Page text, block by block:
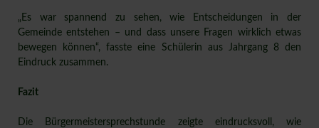
„Es war spannend zu sehen, wie Entscheidungen in der
Gemeinde entstehen – und dass unsere Fragen wirklich etwas
bewegen können“, fasste eine Schülerin aus Jahrgang 8 den
Eindruck zusammen.
Fazit
Die Bürgermeistersprechstunde zeigte eindrucksvoll, wie